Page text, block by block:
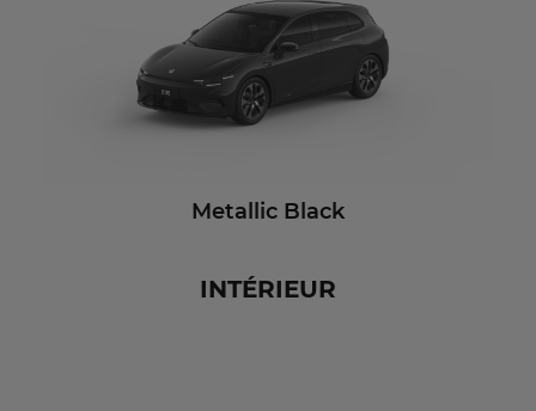
Metallic Black
INTÉRIEUR